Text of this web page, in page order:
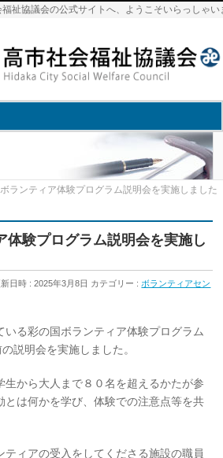
祉協議会の公式サイトへ、ようこそいらっしゃい
ランティア体験プログラム説明会を実施しました
体験プログラム説明会を実施し
日時 : 2025年3月8日 カテゴリー : ボランティアセン
いる彩の国ボランティア体験プログラム
説明会を実施しました。
生から大人まで８０名を超えるかたが参
とは何かを学び、体験での注意点等を共
ティアの受入をしてくださる施設の職員